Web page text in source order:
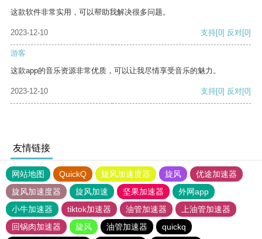
这款软件非常实用，可以帮助我解决很多问题。
2023-12-10 支持[0] 反对[0]
游客
这款app的音乐资源非常优质，可以让我尽情享受音乐的魅力。
2023-12-10 支持[0] 反对[0]
友情链接
网站地图 QuickQ 旋风加速度器 旋风
优途加速器
旋风加速度器
旋风加速 坚果加速器
外网app
小牛加速器
tiktok加速器 油管加速器
上油管加速器
回锅肉加速器
旋风 油管加速器
quickq